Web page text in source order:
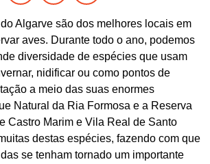
Algarve são dos melhores locais em
aves. Durante todo o ano, podemos
diversidade de espécies que usam
nidificar ou como pontos de
a meio das suas enormes
Natural da Ria Formosa e a Reserva
Castro Marim e Vila Real de Santo
destas espécies, fazendo com que
se tenham tornado um importante